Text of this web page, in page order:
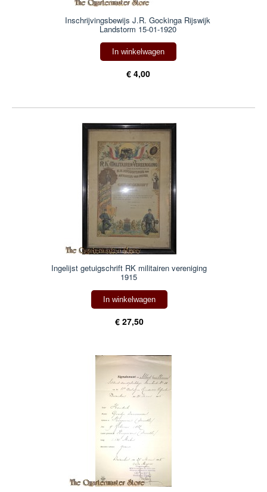
Inschrijvingsbewijs J.R. Gockinga Rijswijk
Landstorm 15-01-1920
In winkelwagen
€ 4,00
Ingelijst getuigschrift RK militairen vereniging
1915
In winkelwagen
€ 27,50